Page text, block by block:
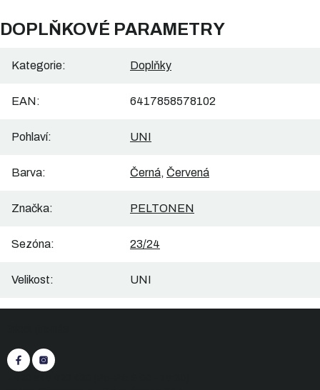
DOPLŇKOVÉ PARAMETRY
Kategorie: Doplňky
EAN: 6417858578102
Pohlaví: UNI
Barva: Černá, Červená
Značka: PELTONEN
Sezóna: 23/24
Velikost: UNI
a